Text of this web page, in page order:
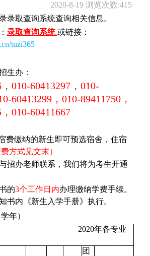
2020-8-19浏览次数:415
录取查询系统查询相关信息。
录取查询系统 或链接：
tuzi365
生办：
010-60413297，010-
60413299，010-89411750，
010-60411667
费缴纳的新生即可预选宿舍，住宿
方式见文末）
招办老师联系，我们将为考生开通
的3个工作日内办理缴纳学费手续。
书内《新生入学手册》执行。
年）
年各专业
团